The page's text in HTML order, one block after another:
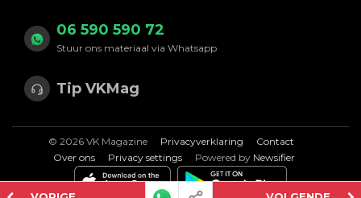
06 590 590 72
Stuur ons materiaal via Whatsapp
Tip VKMag
© 2026 VK Magazine Privacyverklaring
Contact
Over ons
Privacy settings Powered by Newsifier